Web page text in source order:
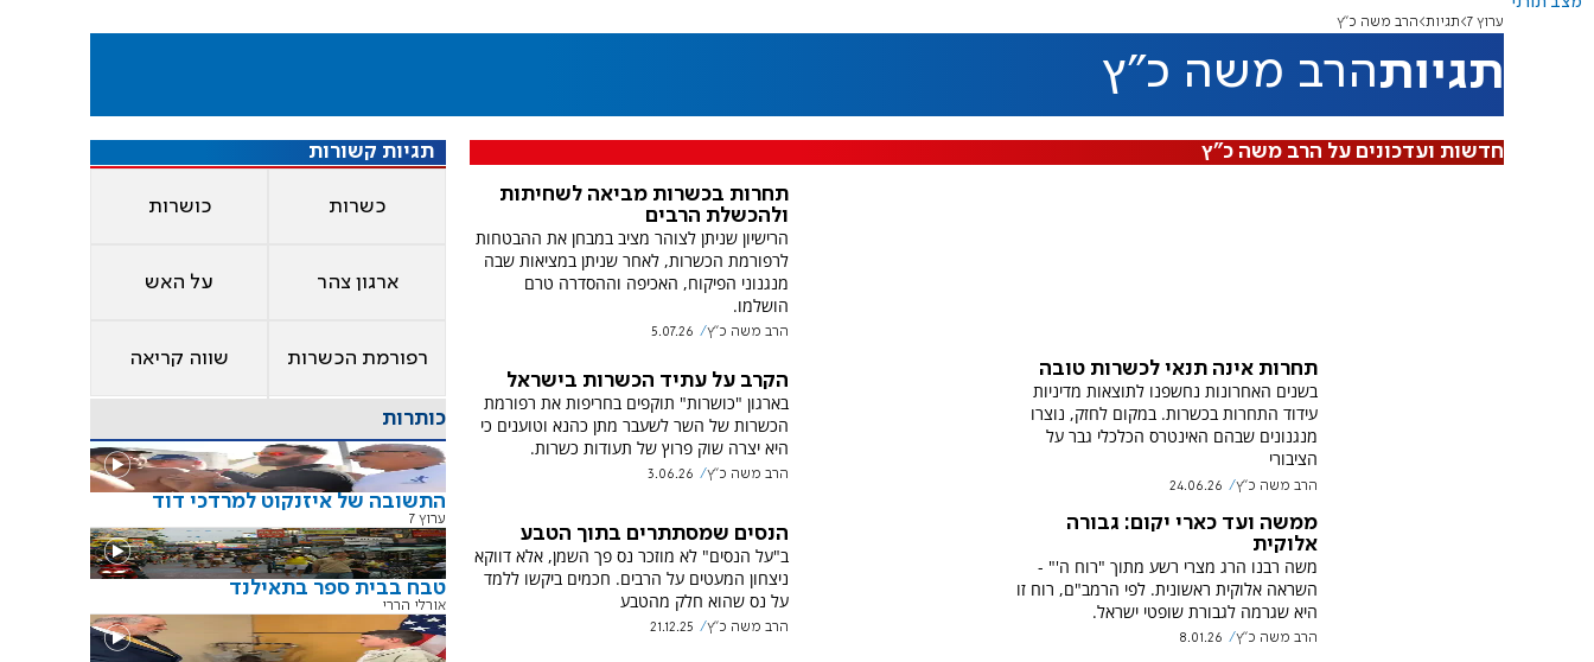
ערוץ 7 תגיות הרב משה כ"ץ
תגיותהרב משה כ"ץ
חדשות ועדכונים על הרב משה כ"ץ
תחרות בכשרות מביאה לשחיתות
ולהכשלת הרבים
הרישיון שניתן לצוהר מציב במבחן את ההבטחות
לרפורמת הכשרות, לאחר שניתן במציאות שבה
מנגנוני הפיקוח, האכיפה וההסדרה טרם
הושלמו.
הרב משה כ"ץ 5.07.26
תחרות אינה תנאי לכשרות טובה
בשנים האחרונות נחשפנו לתוצאות מדיניות
עידוד התחרות בכשרות. במקום לחזק, נוצרו
מנגנונים שבהם האינטרס הכלכלי גבר על
הציבורי
הרב משה כ"ץ 24.06.26
הקרב על עתיד הכשרות בישראל
בארגון "כושרות" תוקפים בחריפות את רפורמת
הכשרות של השר לשעבר מתן כהנא וטוענים כי
היא יצרה שוק פרוץ של תעודות כשרות.
הרב משה כ"ץ 3.06.26
ממשה ועד כארי יקום: גבורה
אלוקית
משה רבנו הרג מצרי רשע מתוך "רוח ה'" -
השראה אלוקית ראשונית. לפי הרמב"ם, רוח זו
היא שגרמה לגבורת שופטי ישראל.
הרב משה כ"ץ 8.01.26
הנסים שמסתתרים בתוך הטבע
ב"על הנסים" לא מוזכר נס פך השמן, אלא דווקא
ניצחון המעטים על הרבים. חכמים ביקשו ללמד
על נס שהוא חלק מהטבע
הרב משה כ"ץ 21.12.25
תגיות קשורות
כשרות כושרות
ארגון צהר על האש
רפורמת הכשרות שווה קריאה
כותרות
התשובה של איזנקוט למרדכי דוד
ערוץ 7
טבח בבית ספר בתאילנד
אורלי הררי